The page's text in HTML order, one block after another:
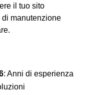
il tuo sito
manutenzione
: Anni di esperienza